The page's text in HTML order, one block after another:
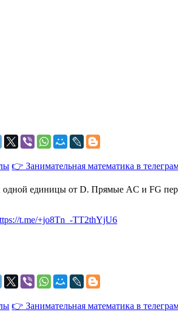
👉 Занимательная математика в
единицы от D. Прямые AC и FG
t.me/+jo8Tn_-TT2thYjU6
👉 Занимательная математика в